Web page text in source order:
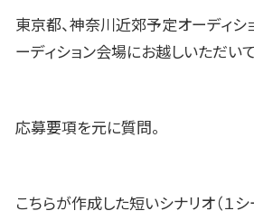
東京都、神奈川近郊予定オーディシ
ーディション会場にお越しいただい
応募要項を元に質問。
こちらが作成した短いシナリオ（１シ